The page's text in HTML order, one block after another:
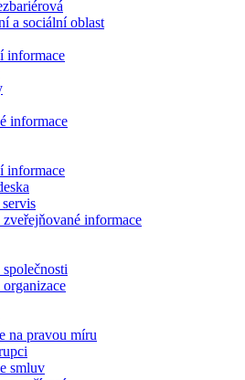
a sociální oblast
informace
informace
informace
informace
na pravou míru
smluv